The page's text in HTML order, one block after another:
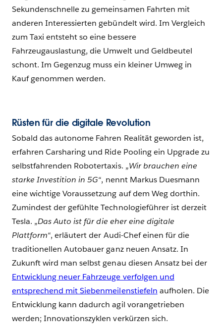
Sekundenschnelle zu gemeinsamen Fahrten mit
anderen Interessierten gebündelt wird. Im Vergleich
zum Taxi entsteht so eine bessere
Fahrzeugauslastung, die Umwelt und Geldbeutel
schont. Im Gegenzug muss ein kleiner Umweg in
Kauf genommen werden.
Rüsten für die digitale Revolution
Sobald das autonome Fahren Realität geworden ist,
erfahren Carsharing und Ride Pooling ein Upgrade zu
selbstfahrenden Robotertaxis. „Wir brauchen eine
starke Investition in 5G“, nennt Markus Duesmann
eine wichtige Voraussetzung auf dem Weg dorthin.
Zumindest der gefühlte Technologieführer ist derzeit
Tesla. „Das Auto ist für die eher eine digitale
Plattform“, erläutert der Audi-Chef einen für die
traditionellen Autobauer ganz neuen Ansatz. In
Zukunft wird man selbst genau diesen Ansatz bei der
Entwicklung neuer Fahrzeuge verfolgen und
entsprechend mit Siebenmeilenstiefeln aufholen. Die
Entwicklung kann dadurch agil vorangetrieben
werden; Innovationszyklen verkürzen sich.